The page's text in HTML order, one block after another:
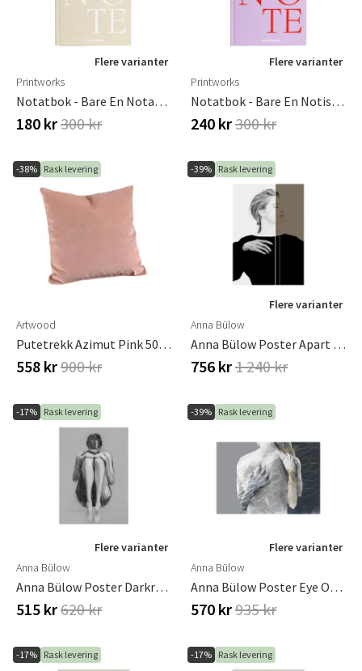
Flere varianter
Printworks
Notatbok - Bare En Notat, Beige
180 kr300 kr
Flere varianter
Printworks
Notatbok - Bare En Notis, Lila
240 kr300 kr
-38% Rask levering
Artwood
Putetrekk Azimut Pink 50 X 50 Cm
558 kr900 kr
-39% Rask levering
Flere varianter
Anna Bülow
Anna Bülow Poster Apart 70x100cm
756 kr1 240 kr
-17% Rask levering
Flere varianter
Anna Bülow
Anna Bülow Poster Darkroom 1 30x40 Cm
515 kr620 kr
-39% Rask levering
Flere varianter
Anna Bülow
Anna Bülow Poster Eye Of The Storm 50x70 Cm
570 kr935 kr
-17% Rask levering -17% Rask levering